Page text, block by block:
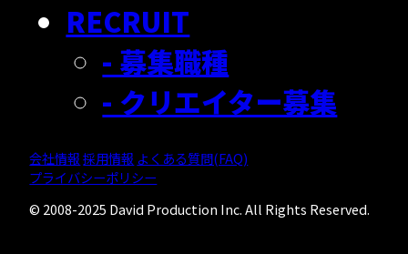
RECRUIT
- 募集職種
- クリエイター募集
会社情報 採用情報 よくある質問(FAQ)
プライバシーポリシー
© 2008-2025 David Production Inc. All Rights Reserved.